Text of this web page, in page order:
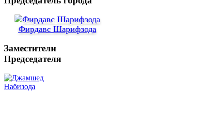
Фирдавс Шарифзода
Заместители
Председателя